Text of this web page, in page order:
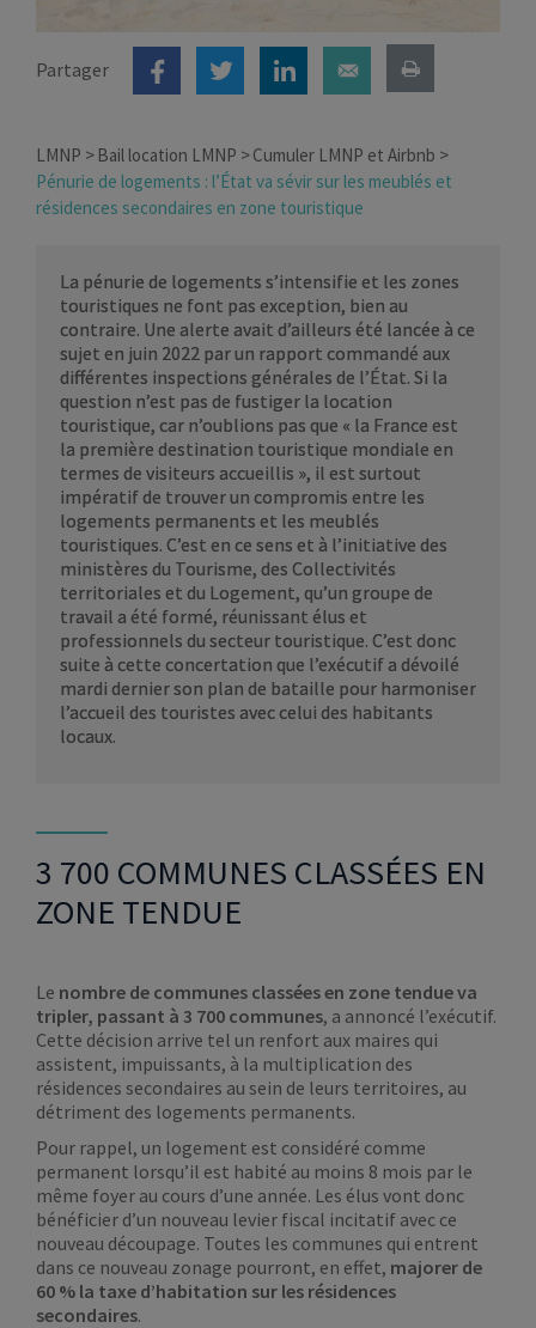
Partager
LMNP Bail location LMNP
Cumuler LMNP et Airbnb
Pénurie de logements : l’État va sévir sur les meublés et
résidences secondaires en zone touristique
La pénurie de logements s’intensifie et les zones
touristiques ne font pas exception, bien au
contraire. Une alerte avait d’ailleurs été lancée à ce
sujet en juin 2022 par un rapport commandé aux
différentes inspections générales de l’État. Si la
question n’est pas de fustiger la location
touristique, car n’oublions pas que « la France est
la première destination touristique mondiale en
termes de visiteurs accueillis », il est surtout
impératif de trouver un compromis entre les
logements permanents et les meublés
touristiques. C’est en ce sens et à l’initiative des
ministères du Tourisme, des Collectivités
territoriales et du Logement, qu’un groupe de
travail a été formé, réunissant élus et
professionnels du secteur touristique. C’est donc
suite à cette concertation que l’exécutif a dévoilé
mardi dernier son plan de bataille pour harmoniser
l’accueil des touristes avec celui des habitants
locaux.
3 700 COMMUNES CLASSÉES EN
ZONE TENDUE
Le nombre de communes classées en zone tendue va
tripler, passant à 3 700 communes, a annoncé l’exécutif.
Cette décision arrive tel un renfort aux maires qui
assistent, impuissants, à la multiplication des
résidences secondaires au sein de leurs territoires, au
détriment des logements permanents.
Pour rappel, un logement est considéré comme
permanent lorsqu’il est habité au moins 8 mois par le
même foyer au cours d’une année. Les élus vont donc
bénéficier d’un nouveau levier fiscal incitatif avec ce
nouveau découpage. Toutes les communes qui entrent
dans ce nouveau zonage pourront, en effet, majorer de
60 % la taxe d’habitation sur les résidences
secondaires.